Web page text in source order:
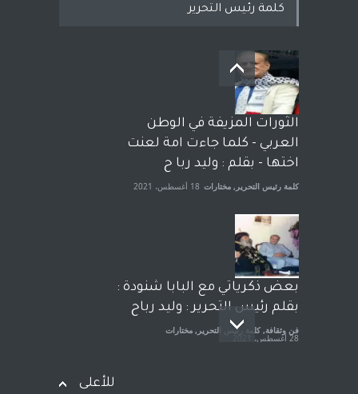
بعد معارك قضائية طاحنة كتب
وترافع فيها بنفسه مرة اخرى..
الشيخ طارق يوسف يقهر
الحكومة الأمريكية ، فأعطوه
الجنسية عن يد وهم صاغرون،
آراء حرة مختارات 7 أبريل، 2023
كلمة رئيس التحرير
الثورات المزيفة في الوطن
العربي - كلما جاءت امة لعنت
اختها - بقلم : وليد ربا ح
كلمة رئيس التحرير , مختارات 18 أغسطس، 2021
بعض ذكرياتي مع البابا شنودة :
بقلم رئيس التحرير : وليد رباح
فن وثقافة, كلمة رئيس التحرير , مختارات
28 أغسطس، 2021
للأعلى